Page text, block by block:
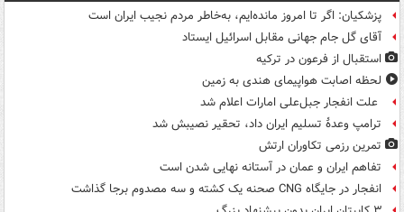
پزشکیان: اگر تا امروز مانده‌ایم، به‌خاطر مردم نجیب ایران است
آقای گل جام جهانی مقابل اسرائیل ایستاد
استقبال از فرعون در ترکیه
لحظه اصابت هواپیمای هندی به زمین
علت انفجار جبل‌علی امارات اعلام شد
ترامپ وعدۀ تسلیم ایران داد، تحقیر نصیبش شد
تمرین رزمی تکاوران ارتش
تفاهم ایران و عمان در آستانه نهایی شدن است
انفجار در جایگاه CNG صحنه یک کشته و سه مصدوم برجا گذاشت